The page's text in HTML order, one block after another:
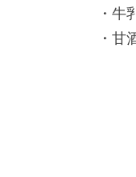
・牛
・甘